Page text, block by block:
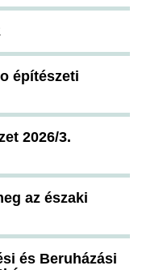
építészeti
2026/3.
az északi
és Beruházási